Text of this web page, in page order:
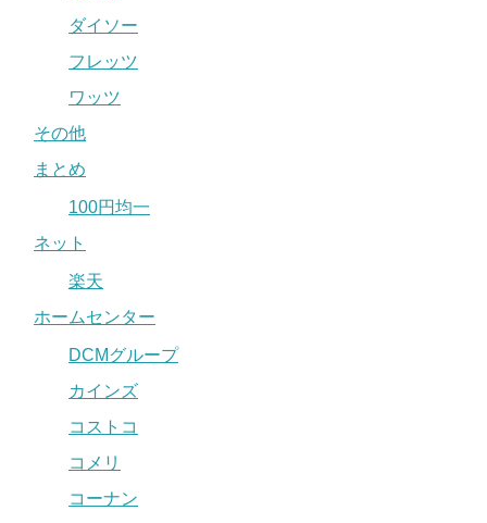
ダイソー
フレッツ
ワッツ
その他
まとめ
100円均一
ネット
楽天
ホームセンター
DCMグループ
カインズ
コストコ
コメリ
コーナン